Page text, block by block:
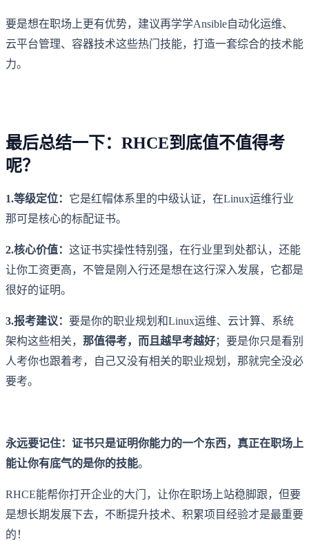
要是想在职场上更有优势，建议再学学Ansible自动化运维、
云平台管理、容器技术这些热门技能，打造一套综合的技术能
力。
最后总结一下：RHCE到底值不值得考
呢？
1.等级定位： 它是红帽体系里的中级认证，在Linux运维行业
那可是核心的标配证书。
2.核心价值： 这证书实操性特别强，在行业里到处都认，还能
让你工资更高，不管是刚入行还是想在这行深入发展，它都是
很好的证明。
3.报考建议： 要是你的职业规划和Linux运维、云计算、系统
架构这些相关， 那值得考，而且越早考越好；要是你只是看别
人考你也跟着考，自己又没有相关的职业规划，那就完全没必
要考。
永远要记住：证书只是证明你能力的一个东西，真正在职场上
能让你有底气的是你的技能。
RHCE能帮你打开企业的大门，让你在职场上站稳脚跟，但要
是想长期发展下去，不断提升技术、积累项目经验才是最重要
的！